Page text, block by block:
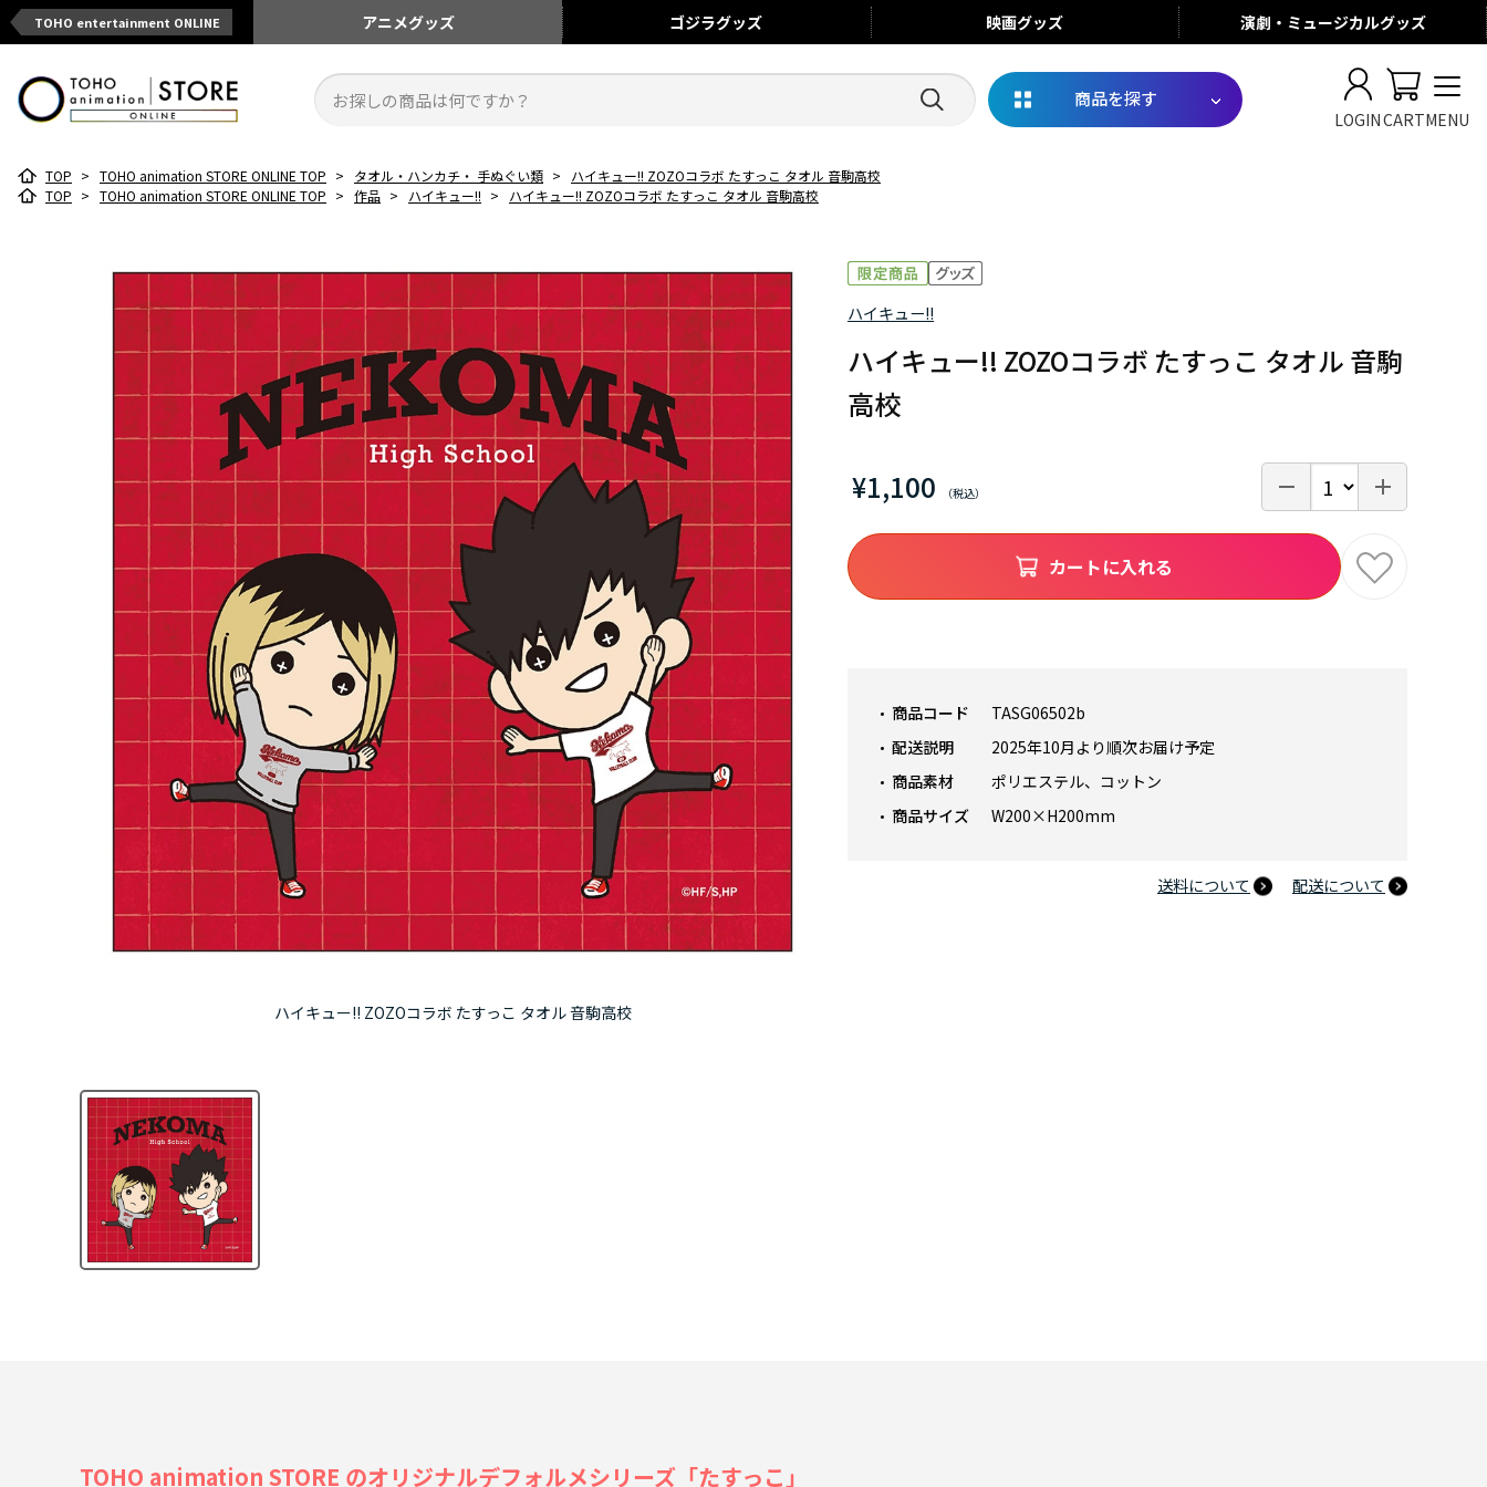
TOHO entertainment ONLINE アニメグッズ ゴジラグッズ 映画グッズ 演劇・ミュージカルグッズ
商品を探す
LOGINCARTMENU
TOP > TOHO animation STORE ONLINE TOP > タオル・ハンカチ・ 手ぬぐい類 >
ハイキュー!! ZOZOコラボ たすっこ タオル 音駒高校
TOP > TOHO animation STORE ONLINE TOP > 作品 > ハイキュー!! > ハイキュー!! ZOZOコラボ たすっこ タオル 音駒高校
ハイキュー!! ZOZOコラボ たすっこ タオル 音駒高校
ハイキュー!!
ハイキュー!! ZOZOコラボ たすっこ タオル 音駒
高校
¥1,100
商品コード
TASG06502b
配送説明
2025年10月より順次お届け予定
商品素材
ポリエステル、コットン
商品サイズ
W200×H200mm
送料について 配送について
カートに入れる
TOHO animation STORE のオリジナルデフォルメシリーズ「たすっこ」